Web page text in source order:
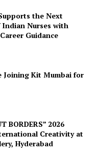
the Next
Nurses with
Guidance
Joining Kit Mumbai for
BORDERS” 2026
Creativity at
Hyderabad